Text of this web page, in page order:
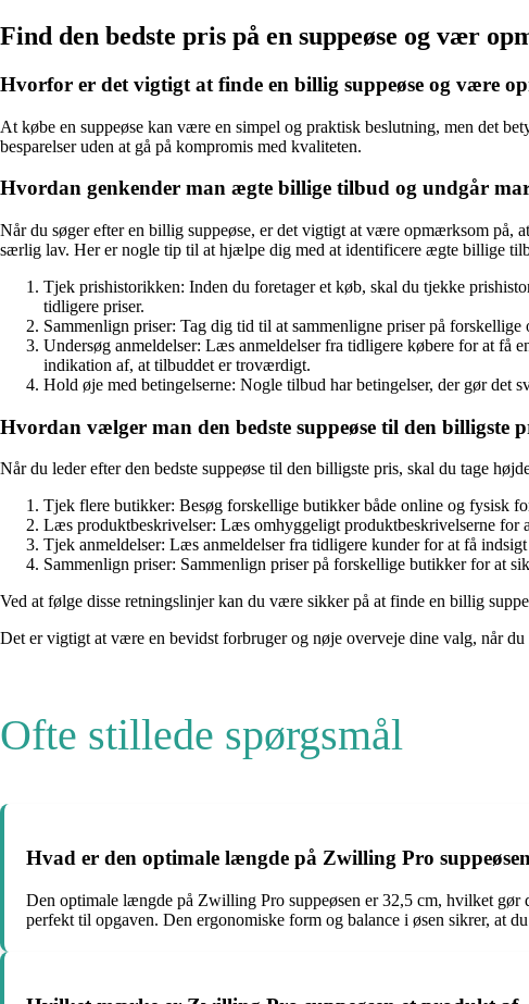
Find den bedste pris på en suppeøse og vær
Hvorfor er det vigtigt at finde en billig suppeøse og være
At købe en suppeøse kan være en simpel og praktisk beslutning, men det
besparelser uden at gå på kompromis med kvaliteten.
Hvordan genkender man ægte billige tilbud og undgår
Når du søger efter en billig suppeøse, er det vigtigt at være opmærksom på,
særlig lav. Her er nogle tip til at hjælpe dig med at identificere ægte billige
Tjek prishistorikken: Inden du foretager et køb, skal du tjekke
tidligere priser.
Sammenlign priser: Tag dig tid til at sammenligne priser på
Undersøg anmeldelser: Læs anmeldelser fra tidligere købere for at få
indikation af, at tilbuddet er troværdigt.
Hold øje med betingelserne: Nogle tilbud har betingelser, der gør det
Hvordan vælger man den bedste suppeøse til den billigste
Når du leder efter den bedste suppeøse til den billigste pris, skal du tage
Tjek flere butikker: Besøg forskellige butikker både online og fysisk
Læs produktbeskrivelser: Læs omhyggeligt produktbeskrivelserne for
Tjek anmeldelser: Læs anmeldelser fra tidligere kunder for at få
Sammenlign priser: Sammenlign priser på forskellige butikker for at
Ved at følge disse retningslinjer kan du være sikker på at finde en billig
Det er vigtigt at være en bevidst forbruger og nøje overveje dine valg, når
Ofte stillede spørgsmål
Hvad er den optimale længde på Zwilling Pro
Den optimale længde på Zwilling Pro suppeøsen er 32,5 cm, hvilket gør
perfekt til opgaven. Den ergonomiske form og balance i øsen sikrer, at